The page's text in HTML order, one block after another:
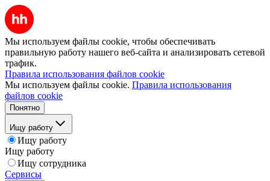
Мы используем файлы cookie, чтобы обеспечивать
правильную работу нашего веб-сайта и анализировать сетевой
трафик.
Правила использования файлов cookie
Мы используем файлы cookie. Правила использования
файлов cookie
Понятно
Ищу работу
Ищу работу
Ищу работу
Ищу сотрудника
Сервисы